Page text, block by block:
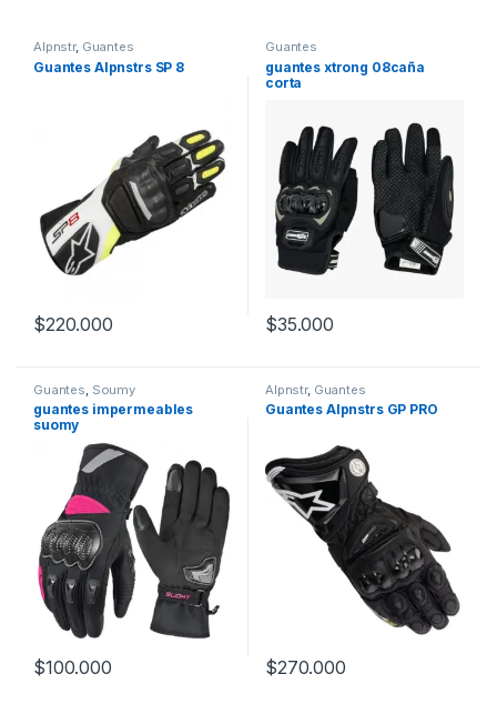
Alpnstr, Guantes
Guantes Alpnstrs SP 8
$220.000
Guantes
guantes xtrong 08caña
corta
$35.000
Guantes Soumy
guantes impermeables
suomy
$100.000
Alpnstr, Guantes
Guantes Alpnstrs GP PRO
$270.000